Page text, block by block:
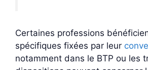
Certaines professions
spécifiques fixées par leur
notamment dans le BTP ou les